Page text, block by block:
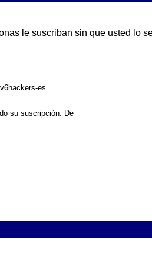
le suscriban sin que usted lo
es
su suscripción. De